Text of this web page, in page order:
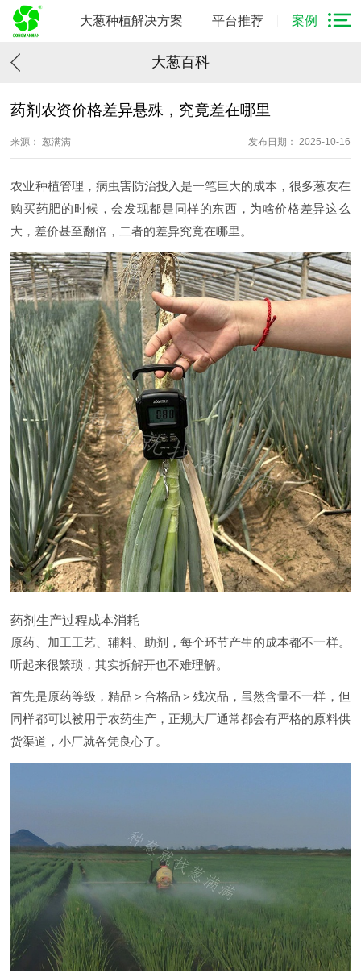
大葱种植解决方案 平台推荐 案例
大葱百科
药剂农资价格差异悬殊，究竟差在哪里
来源： 葱满满 发布日期： 2025-10-16
农业种植管理，病虫害防治投入是一笔巨大的成本，很多葱友在
购买药肥的时候，会发现都是同样的东西，为啥价格差异这么
大，差价甚至翻倍，二者的差异究竟在哪里。
药剂生产过程成本消耗
原药、加工工艺、辅料、助剂，每个环节产生的成本都不一样。
听起来很繁琐，其实拆解开也不难理解。
首先是原药等级，精品＞合格品＞残次品，虽然含量不一样，但
同样都可以被用于农药生产，正规大厂通常都会有严格的原料供
货渠道，小厂就各凭良心了。